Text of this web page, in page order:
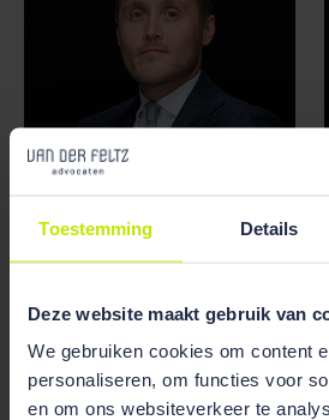
Toestemming Details
Deze website maakt gebruik van
We gebruiken cookies om content
personaliseren, om functies voor
en om ons websiteverkeer te
Marc Houweling